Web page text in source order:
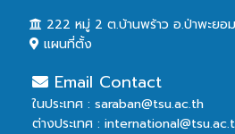
222 หมู่ 2 ต.บ้านพร้าว อ.ป่าพะยอ
แผนที่ตั้ง
Email Contact
ในประเทศ : saraban@tsu.ac.th
ต่างประเทศ :